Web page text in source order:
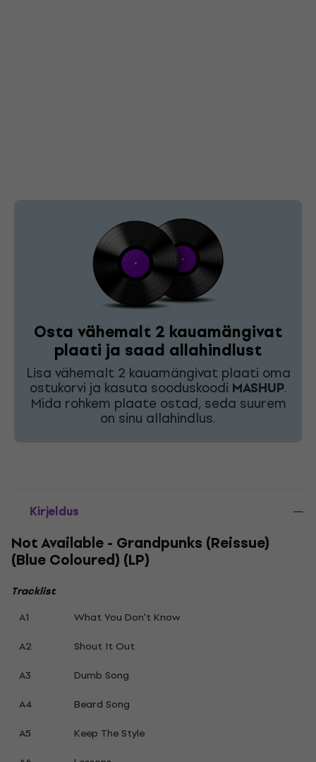
Osta vähemalt 2 kauamängivat
plaati ja saad allahindlust
Lisa vähemalt 2 kauamängivat plaati oma
ostukorvi ja kasuta sooduskoodi MASHUP.
Mida rohkem plaate ostad, seda suurem
on sinu allahindlus.
Kirjeldus
Not Available - Grandpunks (Reissue)
(Blue Coloured) (LP)
Tracklist
A1
What You Don't Know
A2
Shout It Out
A3
Dumb Song
A4
Beard Song
A5
Keep The Style